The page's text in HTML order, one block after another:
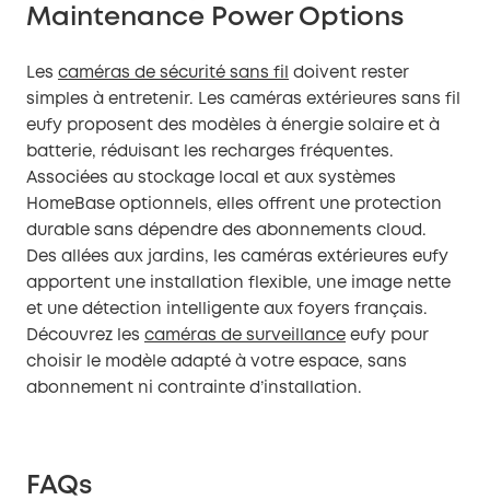
Maintenance Power Options
Les caméras de sécurité sans fil
doivent rester
simples à entretenir. Les caméras extérieures sans fil
eufy proposent des modèles à énergie solaire et à
batterie, réduisant les recharges fréquentes.
Associées au stockage local et aux systèmes
HomeBase optionnels, elles offrent une protection
durable sans dépendre des abonnements cloud.
Des allées aux jardins, les caméras extérieures eufy
apportent une installation flexible, une image nette
et une détection intelligente aux foyers français.
Découvrez les caméras de surveillance eufy pour
choisir le modèle adapté à votre espace, sans
abonnement ni contrainte d’installation.
FAQs